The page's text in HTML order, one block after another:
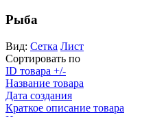
Рыба
Вид: Сетка Лист
Сортировать по
ID товара +/-
Название товара
Дата создания
Краткое описание товара